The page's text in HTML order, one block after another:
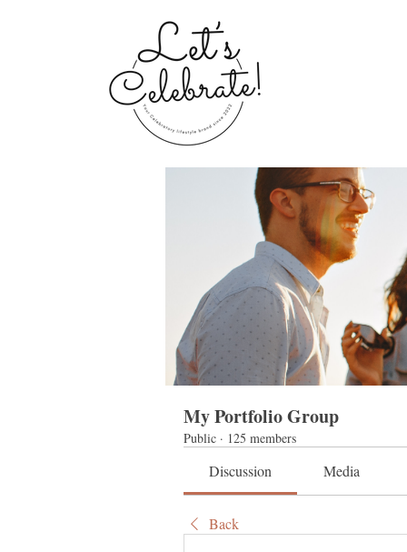
Home
My Portfolio Group
Public · 125 members
Discussion Media
Back